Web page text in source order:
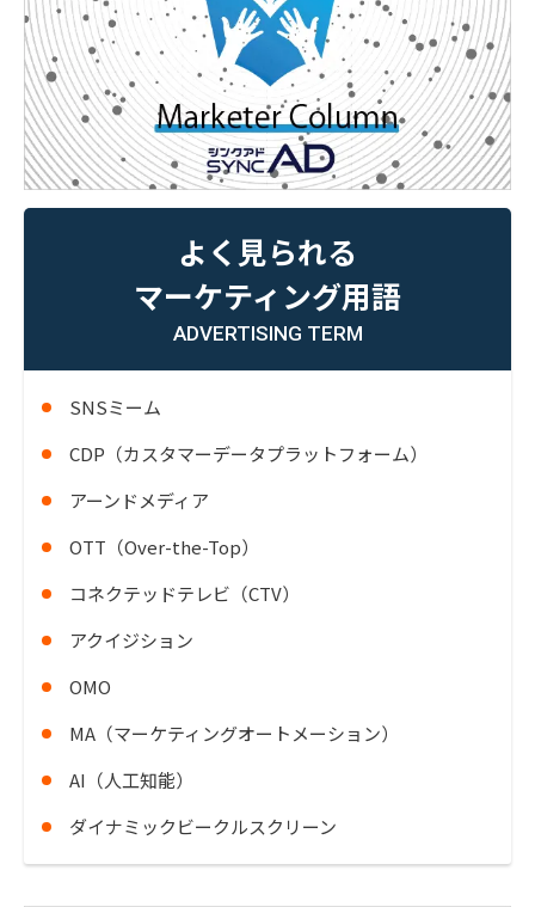
よく見られる
マーケティング用語
ADVERTISING TERM
SNSミーム
CDP（カスタマーデータプラットフォーム）
アーンドメディア
OTT（Over-the-Top）
コネクテッドテレビ（CTV）
アクイジション
OMO
MA（マーケティングオートメーション）
AI（人工知能）
ダイナミックビークルスクリーン